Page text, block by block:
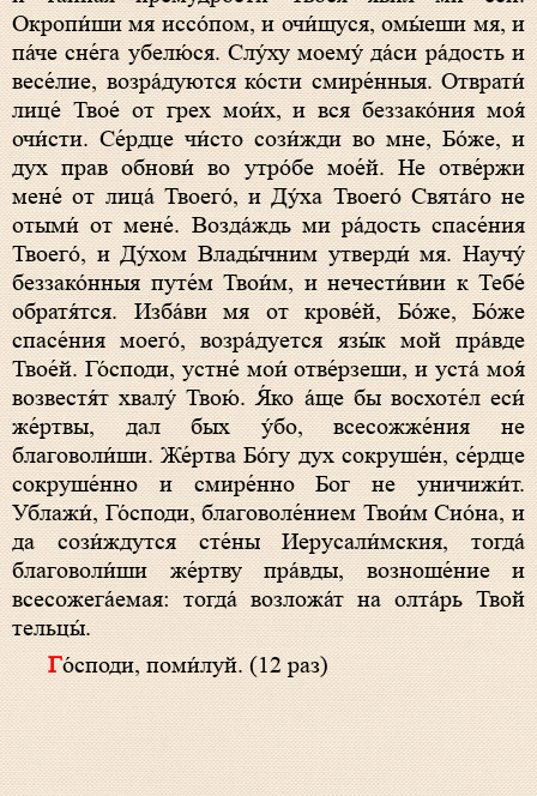
Окропи́ши мя иссо́пом, и очи́щуся, омы́еши мя, и
па́че сне́га убелю́ся. Слу́ху моему́ да́си ра́дость и
весе́лие, возра́дуются ко́сти смире́нныя. Отврати́
лице́ Твое́ от грех мои́х, и вся беззако́ния моя́
очи́сти. Се́рдце чи́сто сози́жди во мне, Бо́же, и
дух прав обнови́ во утро́бе мое́й. Не отве́ржи
мене́ от лица́ Твоего́, и Ду́ха Твоего́ Свята́го не
отыми́ от мене́. Возда́ждь ми ра́дость спасе́ния
Твоего́, и Ду́хом Влады́чним утверди́ мя. Научу́
беззако́нныя путе́м Твои́м, и нечести́вии к Тебе́
обратя́тся. Изба́ви мя от крове́й, Бо́же, Бо́же
спасе́ния моего́, возра́дуется язы́к мой пра́вде
Твое́й. Го́споди, устне́ мои́ отве́рзеши, и уста́ моя́
возвестя́т хвалу́ Твою́. Я́ко а́ще бы восхоте́л еси́
же́ртвы, дал бых у́бо, всесожже́ния не
благоволи́ши. Же́ртва Бо́гу дух сокруше́н, се́рдце
сокруше́нно и смире́нно Бог не уничижи́т.
Ублажи́, Го́споди, благоволе́нием Твои́м Сио́на, и
да сози́ждутся сте́ны Иерусали́мския, тогда́
благоволи́ши же́ртву пра́вды, возноше́ние и
всесожега́емая: тогда́ возложа́т на олта́рь Твой
тельцы́.
Го́споди, поми́луй. (12 раз)